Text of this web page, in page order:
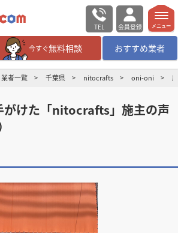
TEL 会員登録
今すぐ無料相談 おすすめ業者
ログイン／会員登録
業者を探す
は
メニュー
業者一覧 千葉県 nitocrafts oni-oni
がけた「nitocrafts」施主の声